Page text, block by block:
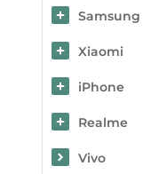
Samsung
Xiaomi
iPhone
Realme
Vivo